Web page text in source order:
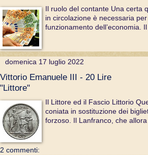
Il ruolo del contante Una certa
in circolazione è necessaria
funzionamento dell’economia. Il
domenica 17 luglio 2022
Vittorio Emanuele III - 20 Lire
"Littore"
Il Littore ed il Fascio Littorio
coniata in sostituzione dei
forzoso. Il Lanfranco, che
2 commenti: